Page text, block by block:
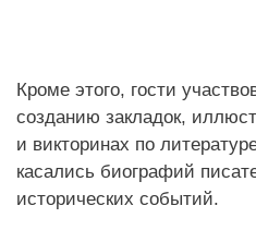
Кроме этого, гости
созданию закладок,
и викторинах по
касались биографий
исторических событий.